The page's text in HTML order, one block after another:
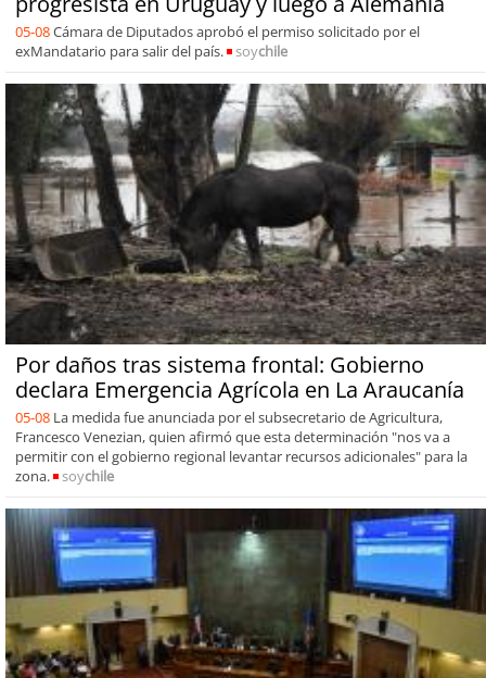
05-08Cámara de Diputados aprobó el permiso solicitado por el
exMandatario para salir del país.
soychile
Por daños tras sistema frontal: Gobierno
declara Emergencia Agrícola en La Araucanía
05-08 La medida fue anunciada por el subsecretario de Agricultura,
Francesco Venezian, quien afirmó que esta determinación "nos va a
permitir con el gobierno regional levantar recursos adicionales" para la
zona.
soychile